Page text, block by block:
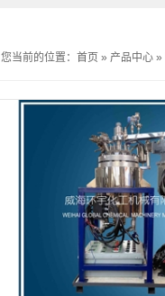
您当前的位置： 首页 » 产品中心 »